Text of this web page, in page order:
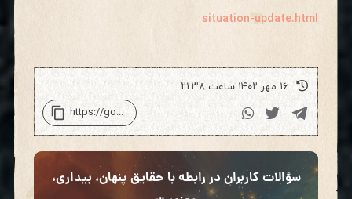
situation-update.html
۱۶ مهر ۱۴۰۲ ساعت ۲۱:۳۸
سؤالات کاربران در رابطه با حقایق پنهان، بیداری،